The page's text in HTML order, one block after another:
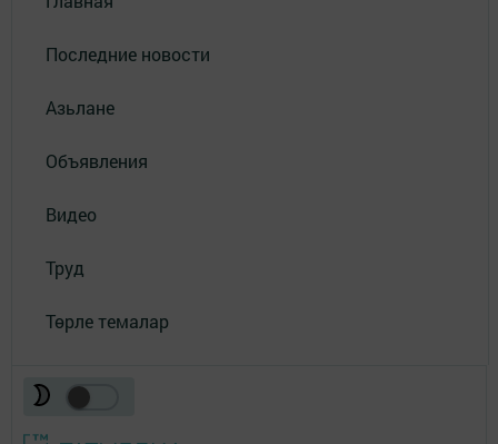
Последние новости
Азьлане
Объявления
Видео
Труд
Төрле темалар